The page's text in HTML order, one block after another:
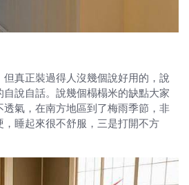
真正裝過得人沒幾個說好用的，說
說自話。說幾個榻榻米的缺點大家
氣，在南方地區到了梅雨季節，非
睡起來很不舒服，三是打開不方